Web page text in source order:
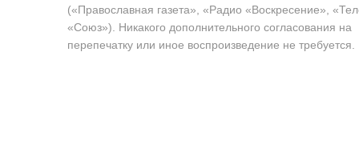
(«Православная газета», «Радио «Воскресение»,
«Союз»). Никакого дополнительного согласования на
перепечатку или иное воспроизведение не требуется.